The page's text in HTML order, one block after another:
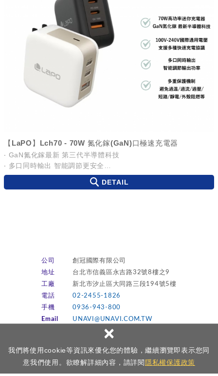
我們將使用cookie等資訊來優化您的體驗，繼續瀏覽即表示您同
意我們使用。欲瞭解詳細內容，請詳閱 隱私權保護政策
×
【LaPO】Lch70 - 70W 氮化鎵(GaN)口極速充電器
‧ GaN氮化鎵最新 第三代半導體科技
‧ 多口同時輸出 智能調節更安全
‧ 100V-240V國際通用電壓 支援多種快速充電協議
DETAIL
公司
創冠國際有限公司
地址
台北市信義區永吉路32號8樓之9
工廠
新北市汐止區大同路三段194號5樓
電話
02-2455-1826
手機
0936-943-800
Email
UNAVI@UNAVI.COM.TW
立即加入 LINE
Copyright © TRANSPOWER TPI創冠國際有限公司 All Rights
Reserved.